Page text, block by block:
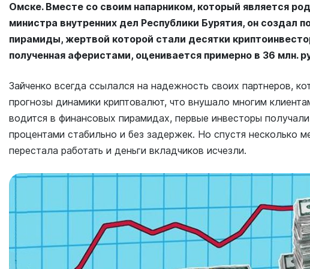
Омске. Вместе со своим напарником, который является
министра внутренних дел Республики Бурятия, он создал
пирамиды, жертвой которой стали десятки
полученная аферистами, оценивается примерно в 36 млн.
Зайченко всегда ссылался на надежность своих партнеров,
прогнозы динамики криптовалют, что внушало многим
водится в финансовых пирамидах, первые инвесторы
процентами стабильно и без задержек. Но спустя несколько
перестала работать и деньги вкладчиков исчезли.